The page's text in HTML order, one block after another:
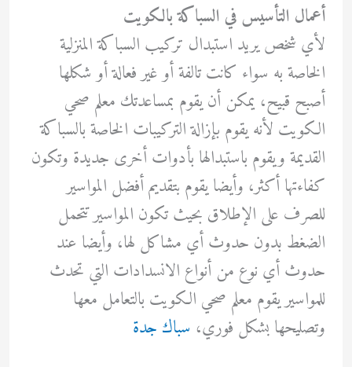
أعمال التأسيس في السباكة بالكويت
لأي شخص يريد استبدال تركيب السباكة المنزلية
الخاصة به سواء كانت تالفة أو غير فعالة أو شكلها
أصبح قبيح، يمكن أن يقوم بمساعدتك معلم صحي
الكويت لأنه يقوم بإزالة التركيبات الخاصة بالسباكة
القديمة ويقوم باستبدالها بأدوات أخرى جديدة وتكون
كفاءتها أكثر، وأيضا يقوم بتقديم أفضل المواسير
للصرف على الإطلاق بحيث تكون المواسير تتحمل
الضغط بدون حدوث أي مشاكل لها، وأيضا عند
حدوث أي نوع من أنواع الانسدادات التي تحدث
للمواسير يقوم معلم صحي الكويت بالتعامل معها
وتصليحها بشكل فوري، سباك جدة